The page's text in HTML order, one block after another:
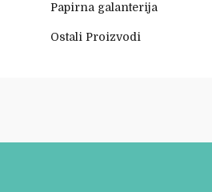
Papirna galanterija
Ostali Proizvodi